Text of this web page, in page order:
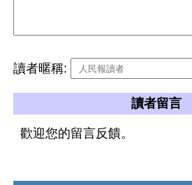
讀者暱稱:
讀者留言
歡迎您的留言反饋。